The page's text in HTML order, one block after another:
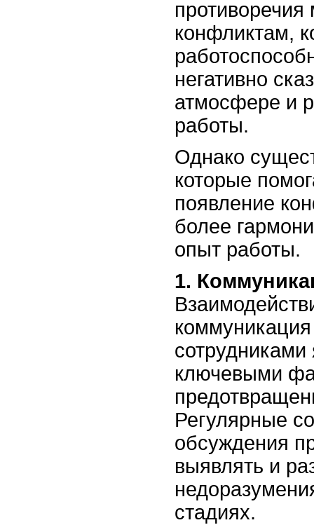
противоречия
конфликтам,
негативно
атмосфере и
работы.
Однако
которые
появление
более
опыт работы.
1.
сотрудниками
ключевыми
Регулярные
обсуждения
выявлять и
стадиях.